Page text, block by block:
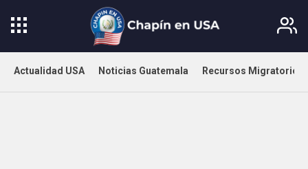
Actualidad USA Noticias Guatemala Recursos Migratorios